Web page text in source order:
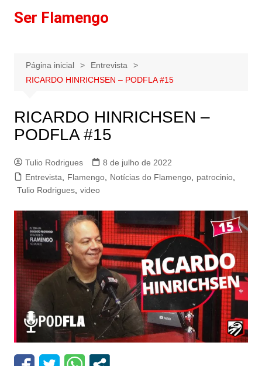
paraSer Flamengo
Página inicial
Entrevista
RICARDO HINRICHSEN – PODFLA #15
RICARDO HINRICHSEN –
PODFLA #15
Tulio Rodrigues
8 de julho de 2022
Entrevista
Flamengo, Notícias do Flamengo, patrocinio,
Tulio Rodrigues, video